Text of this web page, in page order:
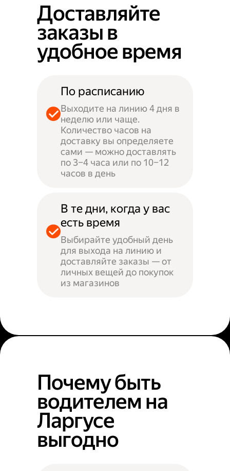
Доставляйте
заказы в
удобное время
По расписанию
Выходите на линию 4 дня в
неделю или чаще.
Количество часов на
доставку вы определяете
сами — можно доставлять
по 3–4 часа или по 10–12
часов в день
В те дни, когда у вас
есть время
Выбирайте удобный день
для выхода на линию и
доставляйте заказы — от
личных вещей до покупок
из магазинов
Почему быть
водителем на
Ларгусе
выгодно